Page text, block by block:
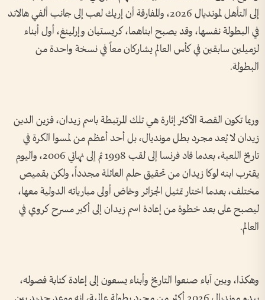
إلى التأهل لمونديال 2026، والمفارقة أن إريك لعب إلى جانب ألفي هالاند
في البطولة نفسها، وقد يصبح ابناهما، كريستيان وإرلينغ، أول أبناء
لزميلين سابقين في كأس العالم يشاركان معاً في نسخة واحدة من
البطولة.
وربما تكون القصة الأكثر إثارة هي تلك المرتبطة باسم زيدان، فزين الدين
زيدان لا يُعد مجرد بطل مونديال، بل أحد أعظم من لمسوا الكرة في
تاريخ اللعبة، بعدما قاد فرنسا إلى لقب 1998 ثم إلى نهائي 2006، واليوم
يقترب ابنه لوكا زيدان من تحقيق حلم العائلة مجدداً، ولكن بقميص
مختلف، بعدما اختار تمثيل الجزائر وخاض أولى مبارياته الدولية معها،
ليصبح على بعد خطوة من إعادة اسم زيدان إلى أكبر مسرح كروي في
العالم.
وهكذا، وبين آباء صنعوا التاريخ وأبناء يسعون إلى إعادة كتابة فصوله،